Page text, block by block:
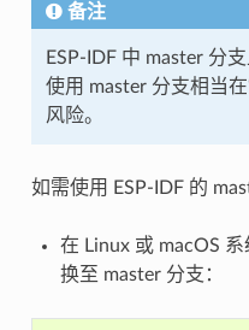
备注
ESP-IDF 中 master 分
使用 master 分支相当
风险。
如需使用 ESP-IDF 的
在 Linux 或 macOS
换至 master 分支：